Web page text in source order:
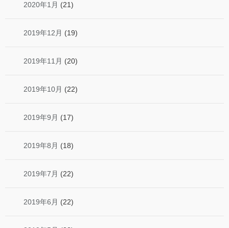
2020年1月 (21)
2019年12月 (19)
2019年11月 (20)
2019年10月 (22)
2019年9月 (17)
2019年8月 (18)
2019年7月 (22)
2019年6月 (22)